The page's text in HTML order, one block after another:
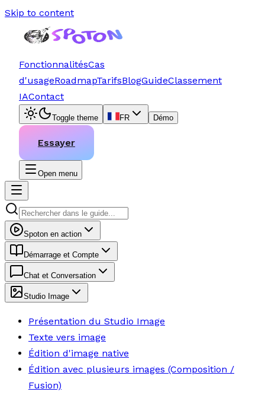
Skip to content
FonctionnalitésCas
d'usageRoadmapTarifsBlogGuideClassement
IAContact
Toggle theme FR Démo
Essayer
Open menu
Spoton en action
Démarrage et Compte
Chat et Conversation
Studio Image
Présentation du Studio Image
Texte vers image
Édition d'image native
Édition avec plusieurs images (Composition /
Fusion)